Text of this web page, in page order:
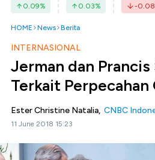
0.09% 0.03% -0.08
HOME News Berita
INTERNASIONAL
Jerman dan
Terkait Perpecahan
Ester Christine Natalia, CNBC
11 June 2018 15:23